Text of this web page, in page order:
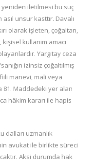
yeniden iletilmesi bu suç
unsur kasttır. Davalı
olarak işleten, çoğaltan,
kullanım amacı
Yargıtay ceza
izinsiz çoğaltılmış
manevi, mali veya
81. Maddedeki yer alan
hâkim kararı ile hapis
dalları uzmanlık
avukat ile birlikte süreci
Aksi durumda hak